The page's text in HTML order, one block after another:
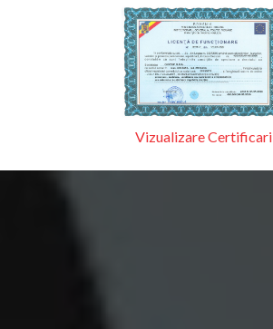
Vizualizare Certificari